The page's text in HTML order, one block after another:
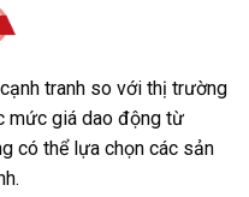
tranh so với thị trường
mức giá dao động từ
có thể lựa chọn các sản